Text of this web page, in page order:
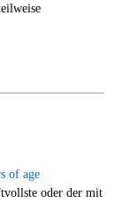
oder der mit